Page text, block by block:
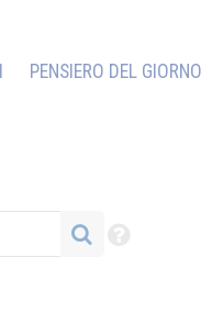
PENSIERO DEL GIORNO